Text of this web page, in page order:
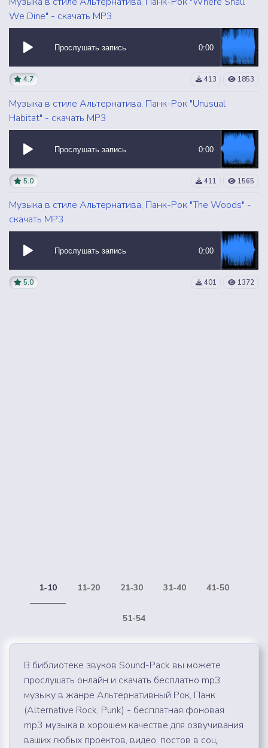
We Dine" - скачать MP3
Прослушать запись 0:00
4.7 413 1853
Музыка в стиле Альтернатива, Панк-Рок "Unusual
Habitat" - скачать MP3
Прослушать запись 0:00
5.0 411 1565
Музыка в стиле Альтернатива, Панк-Рок "The Woods" -
скачать MP3
Прослушать запись 0:00
5.0 401 1372
1-10 11-20 21-30 31-40 41-50
51-54
В библиотеке звуков Sound-Pack вы можете
прослушать онлайн и скачать бесплатно mp3
музыку в жанре Альтернативный Рок, Панк
(Alternative Rock, Punk) - бесплатная фоновая
mp3 музыка в хорошем качестве для озвучивания
ваших любых проектов, видео, постов в соц.